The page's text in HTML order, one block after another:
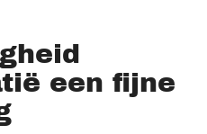
een fijne